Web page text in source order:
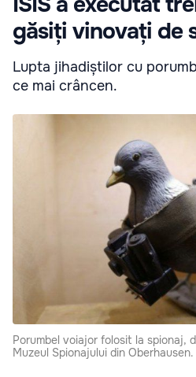
găsiți vinovați de
Lupta jihadiștilor cu
ce mai crâncen.
Porumbel voiajor folosit la spionaj,
Muzeul Spionajului din